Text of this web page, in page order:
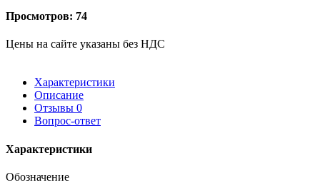
Просмотров: 74
Цены на сайте указаны без НДС
Характеристики
Описание
Отзывы 0
Вопрос-ответ
Характеристики
Обозначение